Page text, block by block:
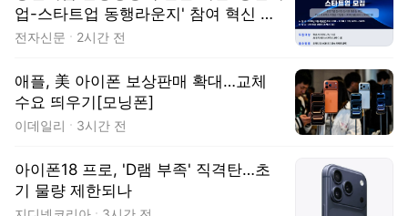
업-스타트업 동행라운지' 참여 혁신 스
타트업 모집
전자신문 2시간 전
애플, 美 아이폰 보상판매 확대…교체
수요 띄우기[모닝폰]
이데일리 3시간 전
아이폰18 프로, 'D램 부족' 직격탄…초
기 물량 제한되나